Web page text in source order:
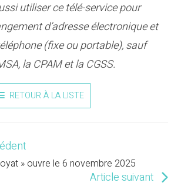
utiliser ce télé-service pour
d’adresse électronique et
(fixe ou portable), sauf
la CPAM et la CGSS.
RETOUR À LA LISTE
» ouvre le 6 novembre 2025
Article suivant